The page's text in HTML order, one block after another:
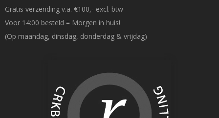
Gratis verzending v.a. €100,- excl. btw
Voor 14:00 besteld = Morgen in huis!
(Op maandag, dinsdag, donderdag & vrijdag)